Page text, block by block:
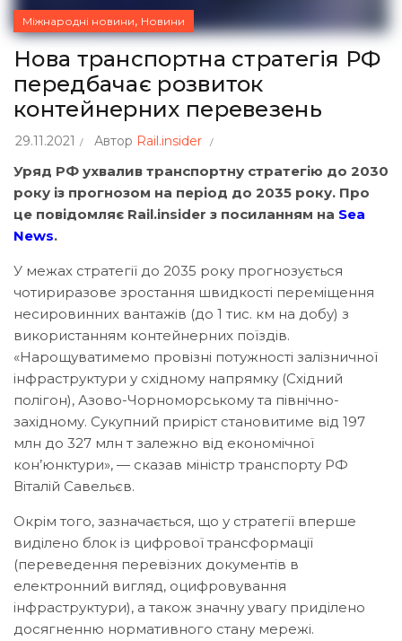
Міжнародні новини, Новини
Нова транспортна стратегія РФ
передбачає розвиток
контейнерних перевезень
29.11.2021 Автор Rail.insider
Уряд РФ ухвалив транспортну стратегію до 2030
року із прогнозом на період до 2035 року. Про
це повідомляє Rail.insider з посиланням на Sea
News.
У межах стратегії до 2035 року прогнозується
чотириразове зростання швидкості переміщення
несировинних вантажів (до 1 тис. км на добу) з
використанням контейнерних поїздів.
«Нарощуватимемо провізні потужності залізничної
інфраструктури у східному напрямку (Східний
полігон), Азово-Чорноморському та північно-
західному. Сукупний приріст становитиме від 197
млн до 327 млн т залежно від економічної
кон’юнктури», — сказав міністр транспорту РФ
Віталій Савельєв.
Окрім того, зазначається, що у стратегії вперше
виділено блок із цифрової трансформації
(переведення перевізних документів в
електронний вигляд, оцифровування
інфраструктури), а також значну увагу приділено
досягненню нормативного стану мережі.